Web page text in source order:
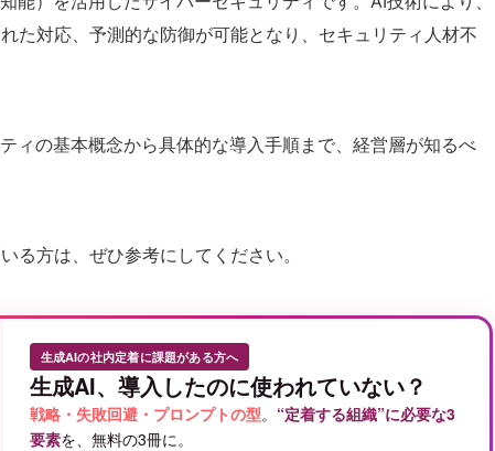
た対応、予測的な防御が可能となり、セキュリティ人材不
ィの基本概念から具体的な導入手順まで、経営層が知るべ
る方は、ぜひ参考にしてください。
生成AIの社内定着に課題がある方へ
生成AI、導入したのに使われていない？
戦略・失敗回避・プロンプトの型。 “定着する組織”に必要な3
要素を、無料の3冊に。